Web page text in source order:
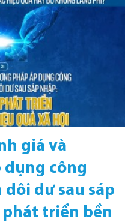
giá và
dụng công
dư sau sáp
triển bền